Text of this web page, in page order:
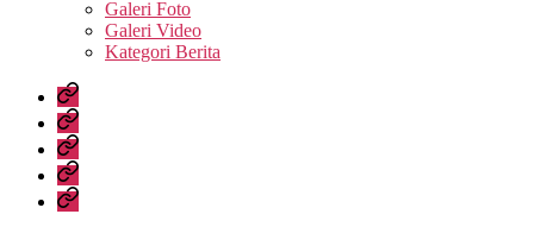
menu
Galeri Foto
Galeri Video
Kategori Berita
Home
Profil
Sekolah
Kesiswaan
Data
Sekolah
Media